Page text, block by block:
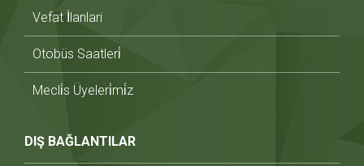
Vefat İlanlari
Otobüs Saatleri̇
Mecli̇s Üyeleri̇mi̇z
DIŞ BAĞLANTILAR